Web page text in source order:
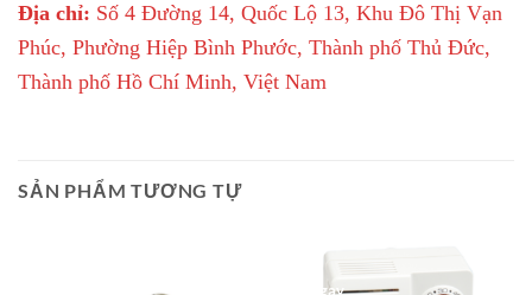
Địa chỉ: Số 4 Đường 14, Quốc Lộ 13, Khu Đô Thị Vạn
Phúc, Phường Hiệp Bình Phước, Thành phố Thủ Đức,
Thành phố Hồ Chí Minh, Việt Nam
SẢN PHẨM TƯƠNG TỰ
Giao Ngay